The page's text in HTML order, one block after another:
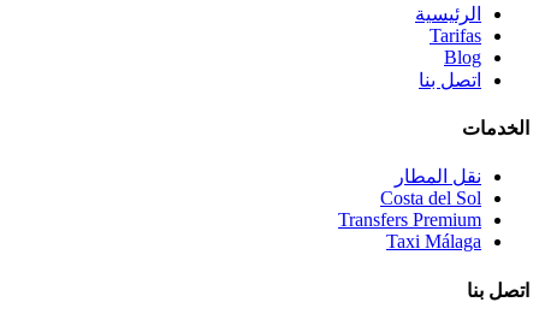
الرئيسية
Tarifas
Blog
اتصل بنا
الخدمات
نقل المطار
Costa del Sol
Transfers Premium
Taxi Málaga
اتصل بنا